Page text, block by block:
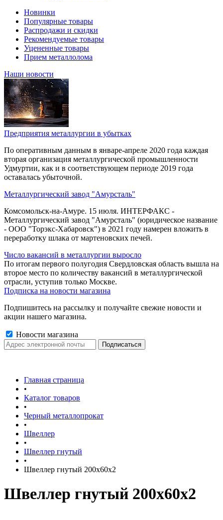
Новинки
Популярные товары
Распродажи и скидки
Рекомендуемые товары
Уцененные товары
Прием металлолома
Наши новости
Предприятия металлургии в убытках
По оперативным данным в январе-апреле 2020 года каждая
вторая организация металлургической промышленности
Удмуртии, как и в соответствующем периоде 2019 года
оставалась убыточной.
Металлургический завод "Амурсталь"
Комсомольск-на-Амуре. 15 июля. ИНТЕРФАКС -
Металлургический завод "Амурсталь" (юридическое название
- ООО "Торэкс-Хабаровск") в 2021 году намерен вложить в
переработку шлака от мартеновских печей.
Число вакансий в металлургии выросло
По итогам первого полугодия Свердловская область вышла на
второе место по количеству вакансий в металлургической
отрасли, уступив только Москве.
Подписка на новости магазина
Подпишитесь на рассылку и получайте свежие новости и
акции нашего магазина.
Новости магазина
Главная страница
•
Каталог товаров
•
Черный металлопрокат
•
Швеллер
•
Швеллер гнутый
•
Швеллер гнутый 200х60х2
Швеллер гнутый 200х60х2